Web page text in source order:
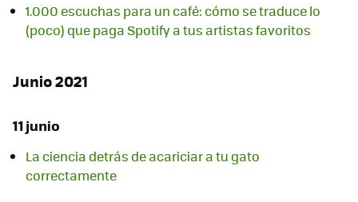
1.000 escuchas para un café: cómo se traduce lo
(poco) que paga Spotify a tus artistas favoritos
Junio 2021
11 junio
La ciencia detrás de acariciar a tu gato
correctamente